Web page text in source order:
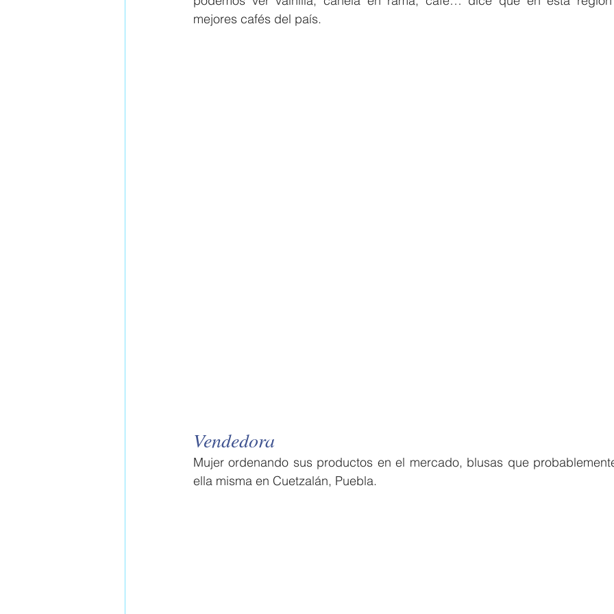
mejores cafés del país.
Vendedora
Mujer ordenando sus productos en el mercado, blusas que
ella misma en Cuetzalán, Puebla.